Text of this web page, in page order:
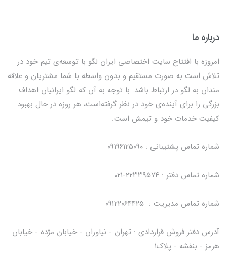
درباره ما
امروزه با افتتاح سایت اختصاصی ایران لگو با توسعه‌ی تیم خود در
تلاش است به صورت مستقیم و بدون واسطه با شما مشتریان و علاقه
مندان به لگو در ارتباط باشد. با توجه به آن که لگو ایرانیان اهداف
بزرگی را برای آینده‌ی خود در نظر گرفته‌است، هر روزه در حال بهبود
کیفیت خدمات خود و تیمش است.
شماره تماس پشتیبانی : ۰۹۱۹۶۱۲۵۰۹۰
شماره تماس دفتر : ۲۲۳۳۹۵۷۴-۰۲۱
شماره تماس مدیریت : ۰۹۱۲۲۰۶۴۴۲۵
آدرس دفتر فروش قراردادی : تهران - نیاوران - خیابان مژده - خیابان
هرمز - بنفشه - پلاک۱